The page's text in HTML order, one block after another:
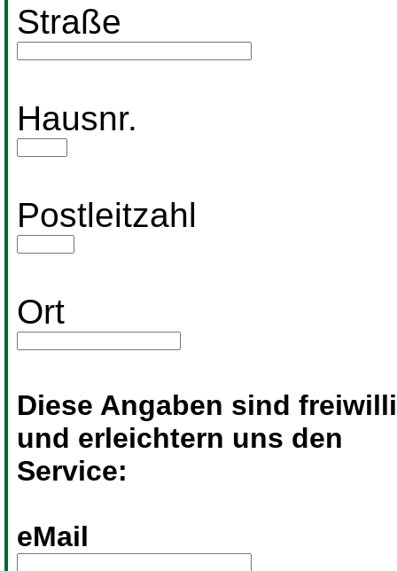
Straße
Hausnr.
Postleitzahl
Ort
Diese Angaben sind
und erleichtern uns den
Service:
eMail